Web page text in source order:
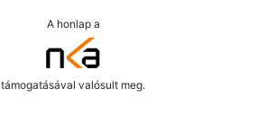
A honlap a
támogatásával valósult meg.